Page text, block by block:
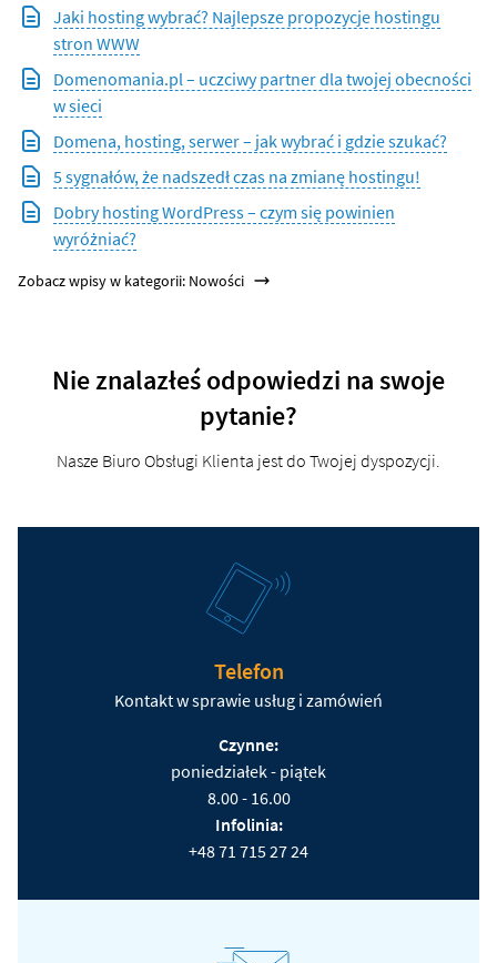
Jaki hosting wybrać? Najlepsze propozycje hostingu
stron WWW
Domenomania.pl – uczciwy partner dla twojej obecności
w sieci
Domena, hosting, serwer – jak wybrać i gdzie szukać?
5 sygnałów, że nadszedł czas na zmianę hostingu!
Dobry hosting WordPress – czym się powinien
wyróżniać?
Zobacz wpisy w kategorii: Nowości
Nie znalazłeś odpowiedzi na swoje
pytanie?
Nasze Biuro Obsługi Klienta jest do Twojej dyspozycji.
Telefon
Kontakt w sprawie usług i zamówień
Czynne:
poniedziałek - piątek
8.00 - 16.00
Infolinia:
+48 71 715 27 24